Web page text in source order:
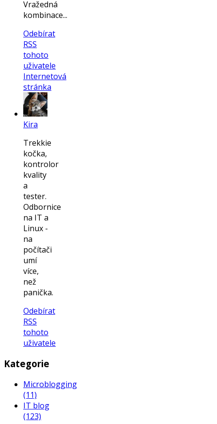
Vražedná
kombinace...
Odebírat
RSS
tohoto
uživatele
Internetová
stránka
Kira
Trekkie
kočka,
kontrolor
kvality
a
tester.
Odbornice
na IT a
Linux -
na
počítači
umí
více,
než
panička.
Odebírat
RSS
tohoto
uživatele
Kategorie
Microblogging
(11)
IT blog
(123)